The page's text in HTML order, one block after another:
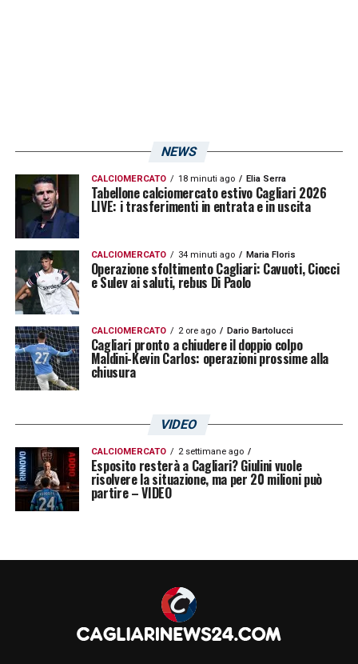
NEWS
CALCIOMERCATO 18 minuti ago Elia Serra
Tabellone calciomercato estivo Cagliari 2026
LIVE: i trasferimenti in entrata e in uscita
CALCIOMERCATO 34 minuti ago Maria Floris
Operazione sfoltimento Cagliari: Cavuoti, Ciocci
e Sulev ai saluti, rebus Di Paolo
CALCIOMERCATO 2 ore ago Dario Bartolucci
Cagliari pronto a chiudere il doppio colpo
Maldini-Kevin Carlos: operazioni prossime alla
chiusura
VIDEO
CALCIOMERCATO 2 settimane ago
Esposito resterà a Cagliari? Giulini vuole
risolvere la situazione, ma per 20 milioni può
partire – VIDEO